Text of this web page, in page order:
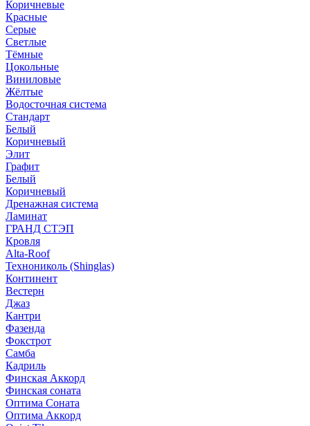
Коричневые
Красные
Серые
Светлые
Тёмные
Цокольные
Виниловые
Жёлтые
Водосточная система
Стандарт
Белый
Коричневый
Элит
Графит
Белый
Коричневый
Дренажная система
Ламинат
ГРАНД СТЭП
Кровля
Alta-Roof
Технониколь (Shinglas)
Континент
Вестерн
Джаз
Кантри
Фазенда
Фокстрот
Самба
Кадриль
Финская Аккорд
Финская соната
Оптима Соната
Оптима Аккорд